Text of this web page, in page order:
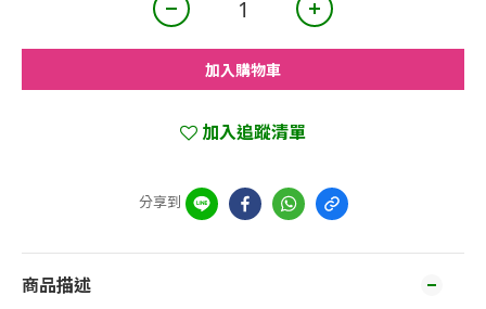
加入購物車
加入追蹤清單
分享到
商品描述